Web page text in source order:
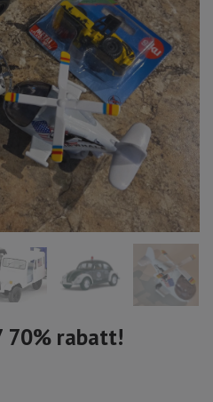
70% rabatt!